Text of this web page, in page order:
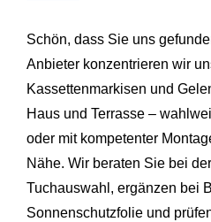
Schön, dass Sie uns
Anbieter konzentrieren wir
Kassettenmarkisen und
Haus und Terrasse –
oder mit kompetenter
Nähe. Wir beraten Sie bei
Tuchauswahl, ergänzen bei
Sonnenschutzfolie und